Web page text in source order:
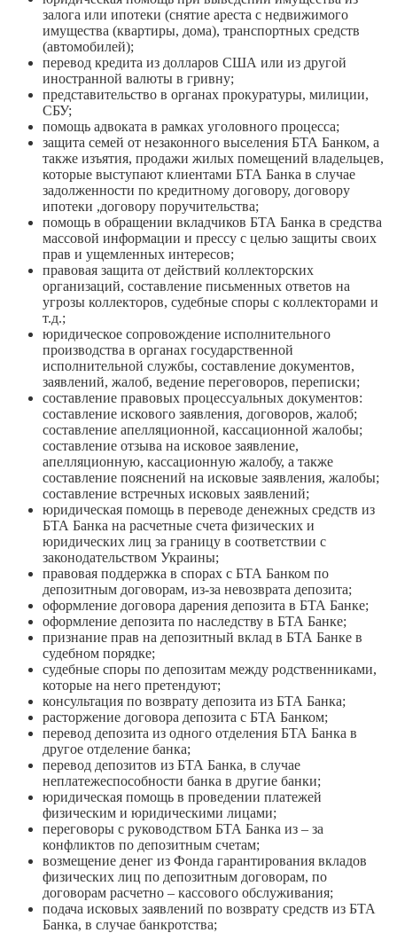
залога или ипотеки (снятие ареста с недвижимого
имущества (квартиры, дома), транспортных средств
(автомобилей);
перевод кредита из долларов США или из другой
иностранной валюты в гривну;
представительство в органах прокуратуры, милиции,
СБУ;
помощь адвоката в рамках уголовного процесса;
защита семей от незаконного выселения БТА Банком, а
также изъятия, продажи жилых помещений владельцев,
которые выступают клиентами БТА Банка в случае
задолженности по кредитному договору, договору
ипотеки ,договору поручительства;
помощь в обращении вкладчиков БТА Банка в средства
массовой информации и прессу с целью защиты своих
прав и ущемленных интересов;
правовая защита от действий коллекторских
организаций, составление письменных ответов на
угрозы коллекторов, судебные споры с коллекторами и
т.д.;
юридическое сопровождение исполнительного
производства в органах государственной
исполнительной службы, составление документов,
заявлений, жалоб, ведение переговоров, переписки;
составление правовых процессуальных документов:
составление искового заявления, договоров, жалоб;
составление апелляционной, кассационной жалобы;
составление отзыва на исковое заявление,
апелляционную, кассационную жалобу, а также
составление пояснений на исковые заявления, жалобы;
составление встречных исковых заявлений;
юридическая помощь в переводе денежных средств из
БТА Банка на расчетные счета физических и
юридических лиц за границу в соответствии с
законодательством Украины;
правовая поддержка в спорах с БТА Банком по
депозитным договорам, из-за невозврата депозита;
оформление договора дарения депозита в БТА Банке;
оформление депозита по наследству в БТА Банке;
признание прав на депозитный вклад в БТА Банке в
судебном порядке;
судебные споры по депозитам между родственниками,
которые на него претендуют;
консультация по возврату депозита из БТА Банка;
расторжение договора депозита с БТА Банком;
перевод депозита из одного отделения БТА Банка в
другое отделение банка;
перевод депозитов из БТА Банка, в случае
неплатежеспособности банка в другие банки;
юридическая помощь в проведении платежей
физическим и юридическими лицами;
переговоры с руководством БТА Банка из – за
конфликтов по депозитным счетам;
возмещение денег из Фонда гарантирования вкладов
физических лиц по депозитным договорам, по
договорам расчетно – кассового обслуживания;
подача исковых заявлений по возврату средств из БТА
Банка, в случае банкротства;